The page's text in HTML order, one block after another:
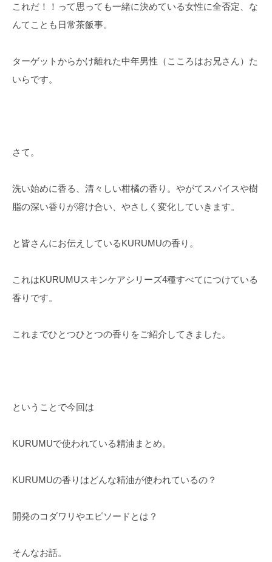
これだ！！って思っても一緒に決めている女性に全否定、な
んてことも日常茶飯事。
ターゲットからかけ離れた中年男性（こころはお兄さん）た
いらです。
さて。
洗い始めに香る、清々しい柑橘の香り。やがてスパイスや樹
脂の深い香りが溶け合い、やさしく変化していきます。
と皆さんにお伝えしているKURUMUの香り。
これはKURUMUスキンケアシリーズ4種すべてにつけている
香りです。
これまでひとつひとつの香りをご紹介してきました。
ということで今回は
KURUMUで使われている精油まとめ。
KURUMUの香りはどんな精油が使われているの？
開発のコダワリやエピソードとは？
そんなお話。